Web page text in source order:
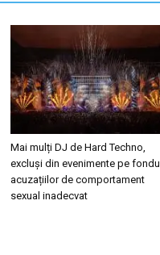
Mai mulți DJ de Hard Techno,
excluși din evenimente pe fondul
acuzațiilor de comportament
sexual inadecvat